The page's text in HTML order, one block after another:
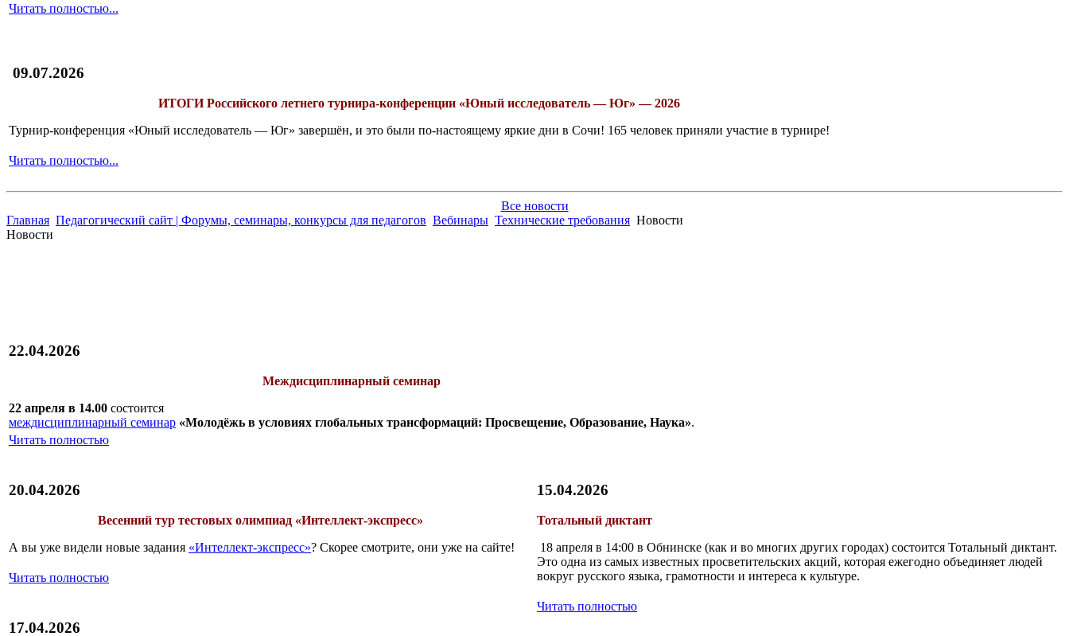
Читать полностью...
09.07.2026
ИТОГИРоссийского летнего турнира-конференции «Юный исследователь — Юг» — 2026
Турнир-конференция «Юный исследователь — Юг» завершён, и это были по-настоящему яркие дни в Сочи! 165 человек приняли участие в турнире!
Читать полностью...
Все новости
Главная Педагогический сайт | Форумы, семинары, конкурсы для педагогов Вебинары Технические требования Новости
Новости
22.04.2026
Междисциплинарный семинар
22 апреля в 14.00 состоится
междисциплинарный семинар «Молодёжь в условиях глобальных трансформаций: Просвещение, Образование, Наука».
Читать полностью
20.04.2026
Весенний тур тестовых олимпиад «Интеллект-экспресс»
А вы уже видели новые задания «Интеллект-экспресс»? Скорее смотрите, они уже на сайте!
Читать полностью
17.04.2026
15.04.2026
Тотальный диктант
18 апреля в 14:00 в Обнинске (как и во многих других городах) состоится Тотальный диктант.
Это одна из самых известных просветительских акций, которая ежегодно объединяет людей
вокруг русского языка, грамотности и интереса к культуре.
Читать полностью